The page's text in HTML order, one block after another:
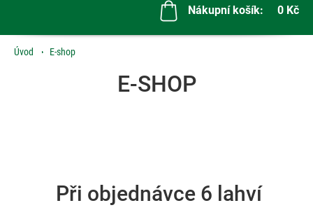
Nákupní košík: 0 Kč
Úvod E-shop
E-SHOP
Při objednávce 6 lahví